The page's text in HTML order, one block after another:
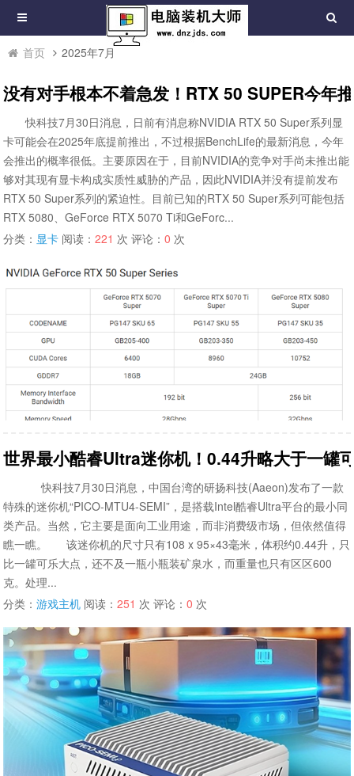
首页 2025年7月
没有对手根本不着急发！RTX 50 SUPER今年
快科技7月30日消息，日前有消息称NVIDIA RTX 50 Super系列显
卡可能会在2025年底提前推出，不过根据BenchLife的最新消息，今年
会推出的概率很低。主要原因在于，目前NVIDIA的竞争对手尚未推出能
够对其现有显卡构成实质性威胁的产品，因此NVIDIA并没有提前发布
RTX 50 Super系列的紧迫性。目前已知的RTX 50 Super系列可能包括
RTX 5080、GeForce RTX 5070 Ti和GeForc...
分类： 显卡 阅读：221 次 评论：0 次
世界最小酷睿Ultra迷你机！0.44升略大于一罐
快科技7月30日消息，中国台湾的研扬科技(Aaeon)发布了一款
特殊的迷你机“PICO-MTU4-SEMI”，是搭载Intel酷睿Ultra平台的最小同
类产品。当然，它主要是面向工业用途，而非消费级市场，但依然值得
瞧一瞧。 该迷你机的尺寸只有108 x 95×43毫米，体积约0.44升，只
比一罐可乐大点，还不及一瓶小瓶装矿泉水，而重量也只有区区600
克。处理...
分类：游戏主机 阅读：251 次 评论：0 次